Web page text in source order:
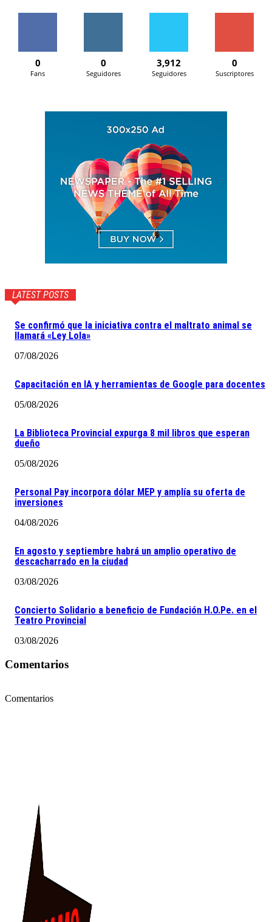
0
Fans
0
Seguidores
3,912
Seguidores
0
Suscriptores
LATEST POSTS
Se confirmó que la iniciativa contra el maltrato animal se
llamará «Ley Lola»
07/08/2026
Capacitación en IA y herramientas de Google para docentes
05/08/2026
La Biblioteca Provincial expurga 8 mil libros que esperan
dueño
05/08/2026
Personal Pay incorpora dólar MEP y amplía su oferta de
inversiones
04/08/2026
En agosto y septiembre habrá un amplio operativo de
descacharrado en la ciudad
03/08/2026
Concierto Solidario a beneficio de Fundación H.O.Pe. en el
Teatro Provincial
03/08/2026
Comentarios
Comentarios